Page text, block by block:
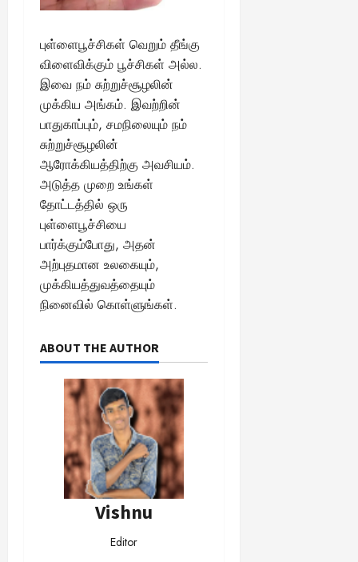
புள்ளைபூச்சிகள் வெறும் தீங்கு
விளைவிக்கும் பூச்சிகள் அல்ல.
இவை நம் சுற்றுச்சூழலின்
முக்கிய அங்கம். இவற்றின்
பாதுகாப்பும், சமநிலையும் நம்
சுற்றுச்சூழலின்
ஆரோக்கியத்திற்கு அவசியம்.
அடுத்த முறை உங்கள்
தோட்டத்தில் ஒரு
புள்ளைபூச்சியை
பார்க்கும்போது, அதன்
அற்புதமான உலகையும்,
முக்கியத்துவத்தையும்
நினைவில் கொள்ளுங்கள்.
ABOUT THE AUTHOR
Vishnu
Editor